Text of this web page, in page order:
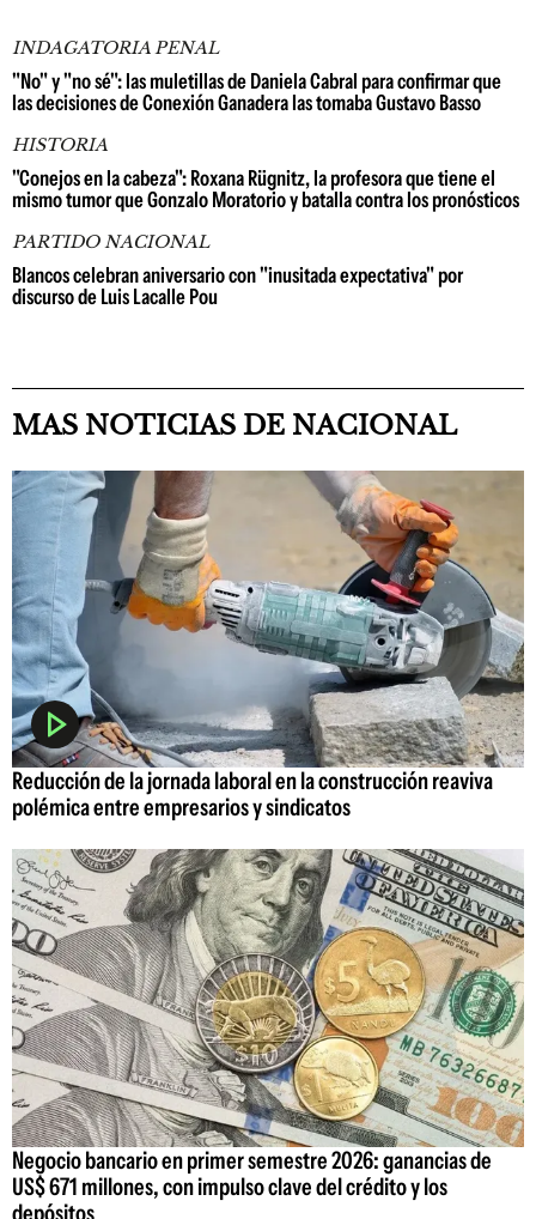
INDAGATORIA PENAL
"No" y "no sé": las muletillas de Daniela Cabral para confirmar que
las decisiones de Conexión Ganadera las tomaba Gustavo Basso
HISTORIA
"Conejos en la cabeza": Roxana Rügnitz, la profesora que tiene el
mismo tumor que Gonzalo Moratorio y batalla contra los pronósticos
PARTIDO NACIONAL
Blancos celebran aniversario con "inusitada expectativa" por
discurso de Luis Lacalle Pou
MAS NOTICIAS DE NACIONAL
Reducción de la jornada laboral en la construcción reaviva
polémica entre empresarios y sindicatos
Negocio bancario en primer semestre 2026: ganancias de
US$ 671 millones, con impulso clave del crédito y los
depósitos